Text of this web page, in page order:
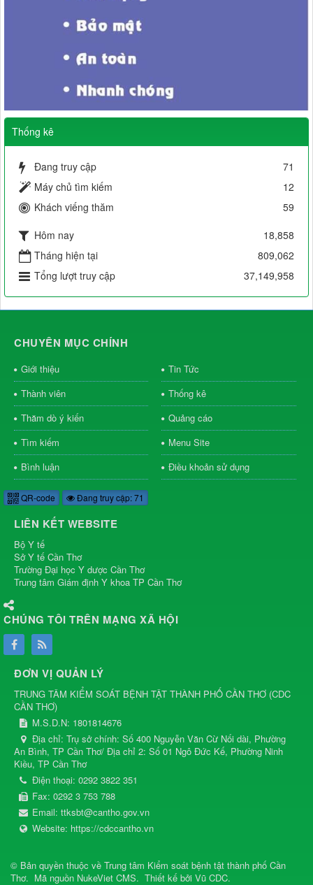
Thống kê
Đang truy cập
71
Máy chủ tìm kiếm
12
Khách viếng thăm
59
Hôm nay
18,858
Tháng hiện tại
809,062
Tổng lượt truy cập
37,149,958
CHUYÊN MỤC CHÍNH
Giới thiệu
Tin Tức
Thành viên
Thống kê
Thăm dò ý kiến
Quảng cáo
Tìm kiếm
Menu Site
Bình luận
Điều khoản sử dụng
QR-code Đang truy cập: 71
LIÊN KẾT WEBSITE
Bộ Y tế
Sở Y tế Cần Thơ
Trường Đại học Y dược Cần Thơ
Trung tâm Giám định Y khoa TP Cần Thơ
CHÚNG TÔI TRÊN MẠNG XÃ HỘI
ĐƠN VỊ QUẢN LÝ
TRUNG TÂM KIỂM SOÁT BỆNH TẬT THÀNH PHỐ CẦN THƠ (CDC
CẦN THƠ)
M.S.D.N: 1801814676
Địa chỉ: Trụ sở chính: Số 400 Nguyễn Văn Cừ Nối dài, Phường
An Bình, TP Cần Thơ/ Địa chỉ 2: Số 01 Ngô Đức Kế, Phường Ninh
Kiều, TP Cần Thơ
Điện thoại: 0292 3822 351
Fax: 0292 3 753 788
Email: ttksbt@cantho.gov.vn
Website: https://cdccantho.vn
© Bản quyền thuộc về Trung tâm Kiểm soát bệnh tật thành phố Cần
Thơ. Mã nguồn NukeViet CMS. Thiết kế bởi Vũ CDC.